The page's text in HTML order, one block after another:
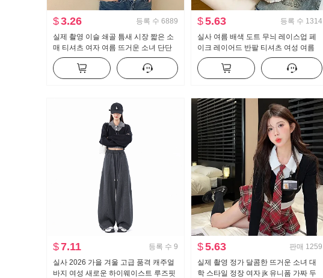
$3.26 등록 수 6889
실제 촬영 이슬 쇄골 틈새 시장 짧은 소
매 티셔츠 여자 여름 뜨거운 소녀 단단
한 새로운 버튼 디자인 센스 짧은 단락
맨위
$5.63 등록 수 1314
실사 여름 배색 도트 무늬 레이스업 페
이크 레이어드 반팔 티셔츠 여성 여름
새로운 달콤한 스타일 작은 대중 맨위
$7.11 등록 수 9
실사 2026 가을 겨울 고급 품격 캐주얼
바지 여성 새로운 하이웨이스트 루즈핏
$5.63 판매 1259
실제 촬영 정가 달콤한 뜨거운 소녀 대
학 스타일 정장 여자 jk 유니폼 가짜 두